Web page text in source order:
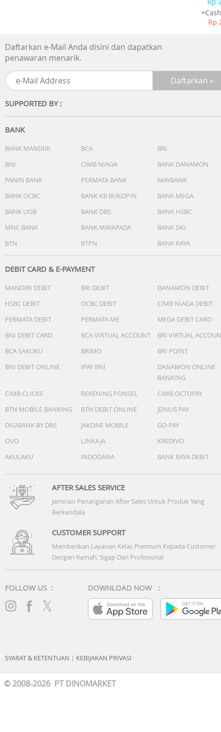
- Cahaya : Lampu LED (Super Illuminator) Opsi durasi
iluminasi (1,5 detik atau 3 detik), berpijar
- Akurasi: ±30 detik per bulan
Fitur lain :
- Analog: 2 jarum (jam, menit (jarum bergerak setiap 20
- Digital: Jam, menit, detik, pm, bulan, tanggal, hari
Rp
Daftarkan e-Mail Anda disini dan dapatkan
penawaran menarik.
SUPPORTED BY :
BANK
BANK MANDIRI BCA
BRI
BNI
CIMB NIAGA
BANK DANAMON
PANIN BANK
PERMATA BANK
MAYBANK
BANK OCBC
BANK KB BUKOPIN
BANK MEGA
BANK UOB
BANK DBS
BANK HSBC
MNC BANK
BANK MAYAPADA
BANK DKI
BTN
BTPN BANK RAYA
DEBIT CARD & E-PAYMENT
MANDIRI DEBIT BRI DEBIT
DANAMON DEBIT
HSBC DEBIT
OCBC DEBIT
CIMB NIAGA DEBIT
PERMATA DEBIT
PERMATA ME
MEGA DEBIT CARD
BNI DEBIT CARD
BCA VIRTUAL ACCOUNT
BRI VIRTUAL
BCA SAKUKU
BRIMO
BRI POINT
BNI DEBIT ONLINE
IPAY BNI
DANAMON ONLINE
BANKING
CIMB CLICKS
REKENING PONSEL
CIMB OCTOPAY
BTN MOBILE BANKING
BTN DEBIT ONLINE
JENIUS PAY
DIGIBANK BY DBS
JAKONE MOBILE
GO-PAY
OVO
LINKAJA
KREDIVO
AKULAKU
INDODANA BANK RAYA DEBIT
AFTER SALES SERVICE
Jaminan Penanganan After Sales Untuk Produk Yang
Berkendala
CUSTOMER SUPPORT
Memberikan Layanan Kelas Premium Kepada Customer
Dengan Ramah, Sigap Dan Profesional
FOLLOW US : DOWNLOAD NOW :
SYARAT & KETENTUAN | KEBIJAKAN PRIVASI
© 2008-2026 PT DINOMARKET